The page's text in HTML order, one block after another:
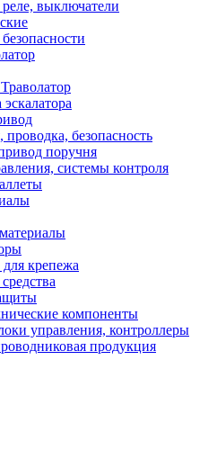
выключатели
безопасность
поручня
системы контроля
крепежа
компоненты
управления, контроллеры
продукция